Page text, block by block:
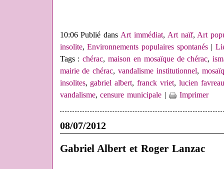
10:06 Publié dansArt immédiat, Art naïf,Art
insolite,Environnements populaires spontanés |
Tags :chérac,maison en mosaïque de chérac,
mairie de chérac,vandalisme institutionnel,
insolites, gabriel albert,franck vriet, lucien favreau
vandalisme,censure municipale | Imprimer
08/07/2012
Gabriel Albert et Roger Lanzac